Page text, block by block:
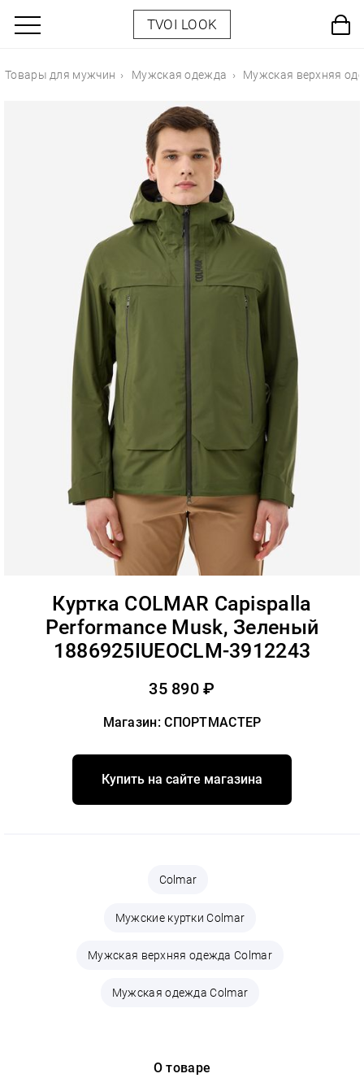
TVOI LOOK
Товары для мужчин Мужская одежда Мужская верхняя
Куртка COLMAR Capispalla
Performance Musk, Зеленый
1886925IUEOCLM-3912243
35 890 ₽
Магазин: СПОРТМАСТЕР
Купить на сайте магазина
Colmar
Мужские куртки Colmar
Мужская верхняя одежда Colmar
Мужская одежда Colmar
О товаре